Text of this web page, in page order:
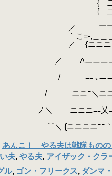
二二
二二
＿
, -=ニ
ニニ
ニニニ
ニニ
ニﾆﾆｲ
人二ノニ
⌒ニニニ
あんこ！ やる夫は戦隊ものの
夫, やる夫, アイザック・クラ
ル, ゴン・フリークス, ダンマ